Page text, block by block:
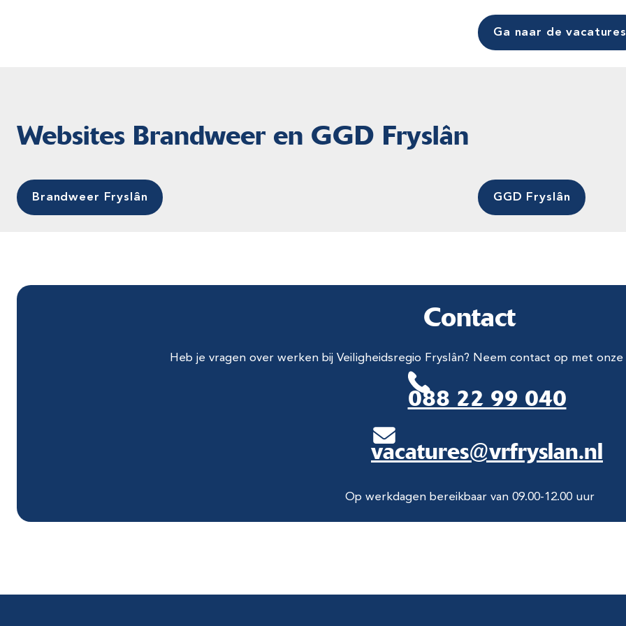
Ga naar de
Websites Brandweer en GGD Fryslân
Brandweer Fryslân GGD Fryslân
Contact
Heb je vragen over werken bij Veiligheidsregio Fryslân? Neem contact op met
088 22 99 040
vacatures@vrfryslan.nl
Op werkdagen bereikbaar van 09.00-12.00 uur